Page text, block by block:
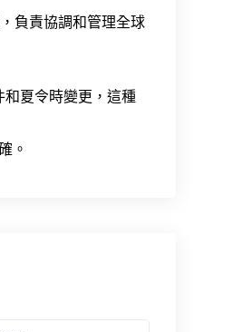
負責協調和管理全球
夏令時變更，這種
。